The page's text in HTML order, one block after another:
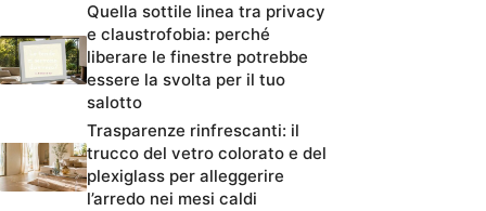
Quella sottile linea tra privacy
e claustrofobia: perché
liberare le finestre potrebbe
essere la svolta per il tuo
salotto
Trasparenze rinfrescanti: il
trucco del vetro colorato e del
plexiglass per alleggerire
l’arredo nei mesi caldi